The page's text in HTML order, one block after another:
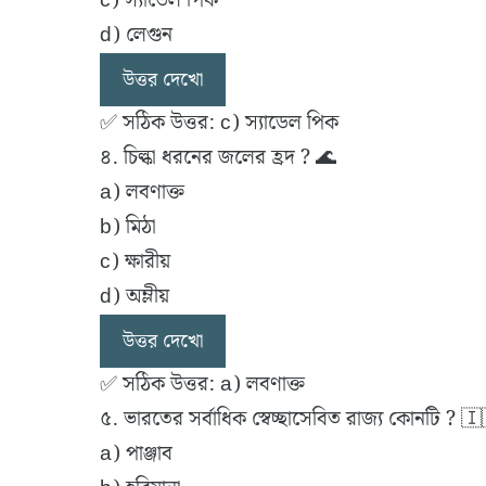
d) লেগুন
উত্তর দেখো
✅ সঠিক উত্তর: c) স্যাডেল পিক
৪. চিল্কা ধরনের জলের হ্রদ ? 🌊
a) লবণাক্ত
b) মিঠা
c) ক্ষারীয়
d) অম্লীয়
উত্তর দেখো
✅ সঠিক উত্তর: a) লবণাক্ত
৫. ভারতের সর্বাধিক স্বেচ্ছাসেবিত রাজ্য কোনটি ?
a) পাঞ্জাব